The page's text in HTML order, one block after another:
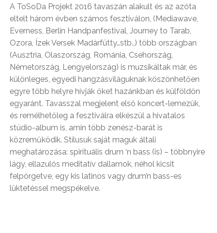
A ToSoDa Projekt 2016 tavaszán alakult és az azóta
eltelt három évben számos fesztiválon, (Mediawave,
Everness, Berlin Handpanfestival, Journey to Tarab,
Ozora, Ízek Versek Madárfütty…stb.,) több országban
(Ausztria, Olaszország, Románia, Csehország,
Németország, Lengyelország) is muzsikáltak már, és
különleges, egyedi hangzásviláguknak köszönhetően
egyre több helyre hívják őket hazánkban és külföldön
egyaránt. Tavasszal megjelent első koncert-lemezük,
és remélhetőleg a fesztiválra elkészül a hivatalos
stúdio-album is, amin több zenész-barát is
közreműködik. Stílusuk saját maguk általi
meghatározása: spirituális drum ‘n bass (is) – többnyire
lágy, ellazulós meditatív dallamok, néhol kicsit
felpörgetve, egy kis latinos vagy drum’n bass-es
lüktetéssel megspékelve.